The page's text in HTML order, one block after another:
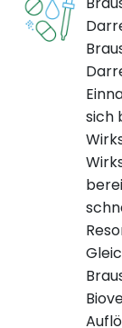
sich